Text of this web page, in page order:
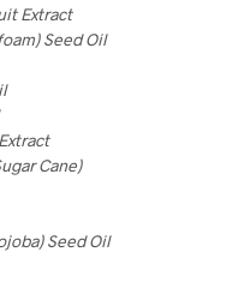
Extract
Seed Oil
Cane)
Seed Oil